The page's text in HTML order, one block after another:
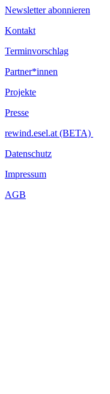
Newsletter abonnieren
Kontakt
Terminvorschlag
Partner*innen
Projekte
Presse
rewind.esel.at (BETA)
Datenschutz
Impressum
AGB